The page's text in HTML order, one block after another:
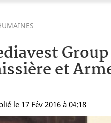
et
le 17 Fév 2016 à 04:18